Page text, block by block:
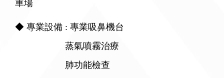
車場
◆ 專業設備 : 專業吸鼻機台
蒸氣噴霧治療
肺功能檢查